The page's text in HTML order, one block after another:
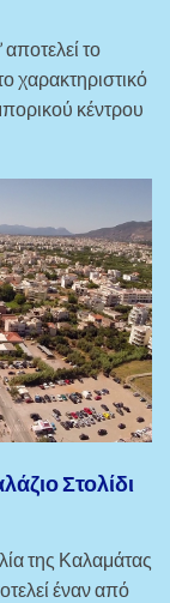
το
χαρακτηριστικό
κέντρου
Στολίδι
της Καλαμάτας
έναν από